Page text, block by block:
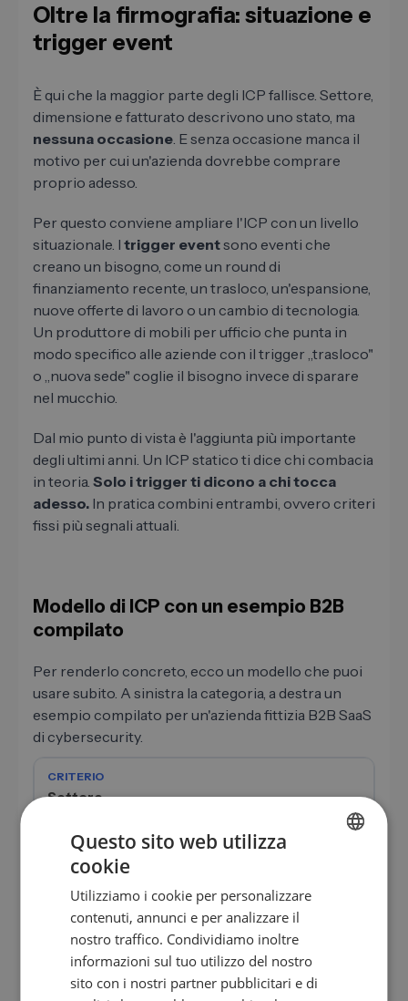
Oltre la firmografia: situazione e
trigger event
È qui che la maggior parte degli ICP fallisce. Settore,
dimensione e fatturato descrivono uno stato, ma
nessuna occasione . E senza occasione manca il
motivo per cui un'azienda dovrebbe comprare
proprio adesso.
Per questo conviene ampliare l'ICP con un livello
situazionale. I trigger eventsono eventi che
creano un bisogno, come un round di
finanziamento recente, un trasloco, un'espansione,
nuove offerte di lavoro o un cambio di tecnologia.
Un produttore di mobili per ufficio che punta in
modo specifico alle aziende con il trigger „trasloco"
o „nuova sede" coglie il bisogno invece di sparare
nel mucchio.
Dal mio punto di vista è l'aggiunta più importante
degli ultimi anni. Un ICP statico ti dice chi combacia
in teoria. Solo i trigger ti dicono a chi tocca
adesso. In pratica combini entrambi, ovvero criteri
fissi più segnali attuali.
Modello di ICP con un esempio B2B
compilato
Per renderlo concreto, ecco un modello che puoi
usare subito. A sinistra la categoria, a destra un
esempio compilato per un'azienda fittizia B2B SaaS
di cybersecurity.
Settore
Fornitori di servizi IT, settore finanziario
Dimensione aziendale
100 a 500 dipendenti
EN
FR
IT
Questo sito web utilizza
cookie
Utilizziamo i cookie per personalizzare
contenuti, annunci e per analizzare il
nostro traffico. Condividiamo inoltre
informazioni sul tuo utilizzo del nostro
sito con i nostri partner pubblicitari e di